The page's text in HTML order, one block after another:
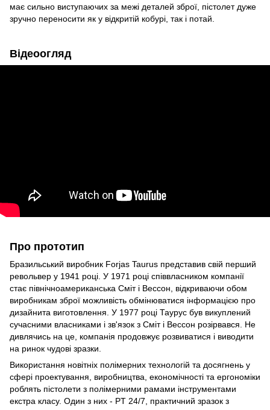
має сильно виступаючих за межі деталей зброї, пістолет дуже
зручно переносити як у відкритій кобурі, так і потай.
Відеоогляд
Про прототип
Бразильський виробник Forjas Taurus представив свій перший
револьвер у 1941 році. У 1971 році співвласником компанії
стає північноамериканська Сміт і Вессон, відкриваючи обом
виробникам зброї можливість обмінюватися інформацією про
дизайнита виготовлення. У 1977 році Таурус був викуплений
сучасними власниками і зв'язок з Сміт і Вессон розірвався. Не
дивлячись на це, компанія продовжує розвиватися і виводити
на ринок чудові зразки.
Використання новітніх полімерних технологій та досягнень у
сфері проектування, виробництва, економічності та ергономіки
роблять пістолети з полімерними рамами інструментами
екстра класу. Один з них - PT 24/7, практичний зразок з